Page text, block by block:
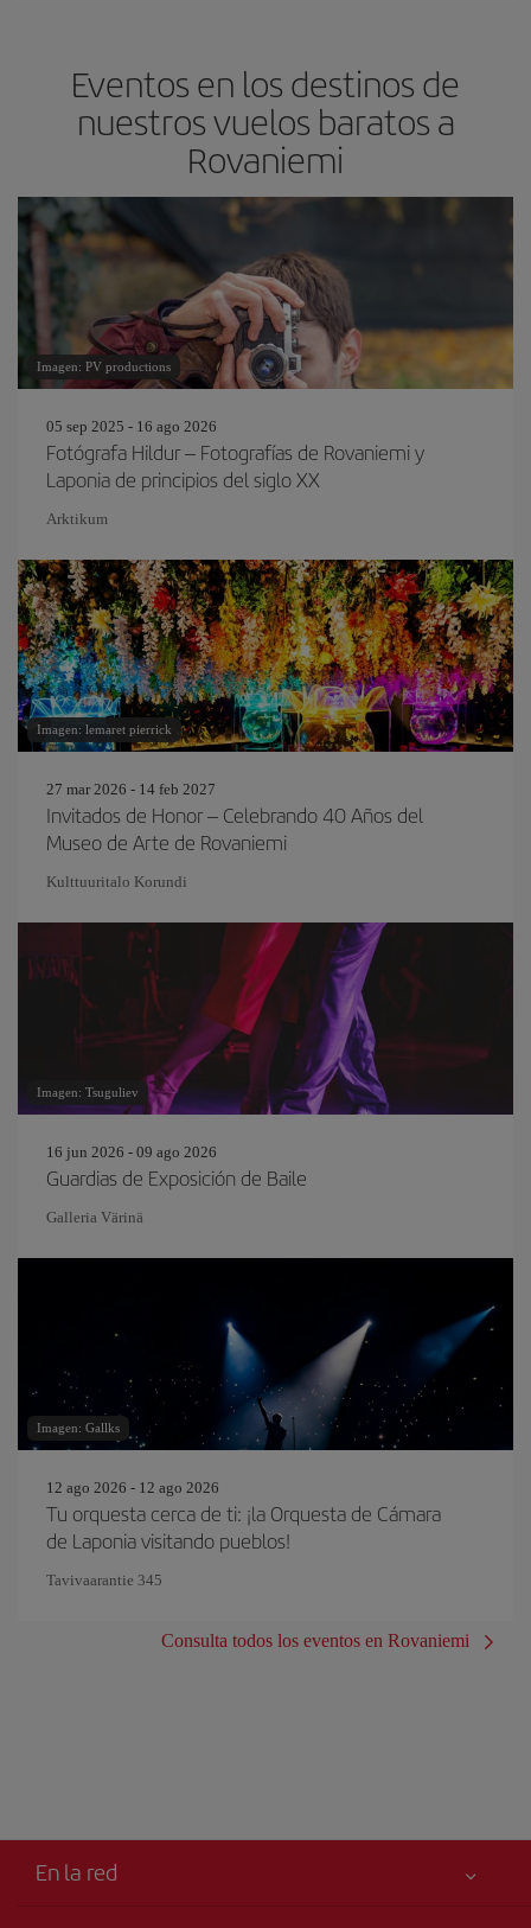
Eventos en los destinos de
nuestros vuelos baratos a
Rovaniemi
Imagen: PV productions
05 sep 2025 - 16 ago 2026
Fotógrafa Hildur – Fotografías de Rovaniemi y
Laponia de principios del siglo XX
Arktikum
Imagen: lemaret pierrick
27 mar 2026 - 14 feb 2027
Invitados de Honor – Celebrando 40 Años del
Museo de Arte de Rovaniemi
Kulttuuritalo Korundi
Imagen: Tsuguliev
16 jun 2026 - 09 ago 2026
Guardias de Exposición de Baile
Galleria Värinä
Imagen: Gallks
12 ago 2026 - 12 ago 2026
Tu orquesta cerca de ti: ¡la Orquesta de Cámara
de Laponia visitando pueblos!
Tavivaarantie 345
Consulta todos los eventos en Rovaniemi
En la red